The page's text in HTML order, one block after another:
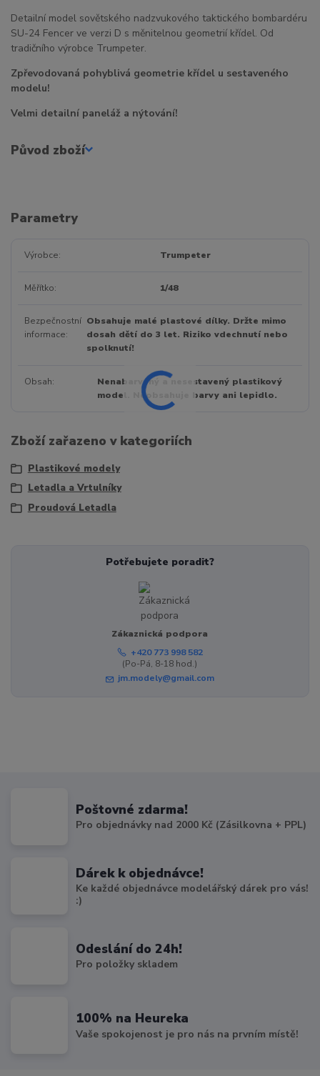
Detailní model sovětského nadzvukového taktického bombardéru
SU-24 Fencer ve verzi D s měnitelnou geometrií křídel. Od
tradičního výrobce Trumpeter.
Zpřevodovaná pohyblivá geometrie křídel u sestaveného
modelu!
Velmi detailní paneláž a nýtování!
Původ zboží
Parametry
Výrobce Trumpeter
Měřítko 1/48
Bezpečnostní
informace
Obsahuje malé plastové dílky. Držte mimo
dosah dětí do 3 let. Riziko vdechnutí nebo
spolknutí!
Obsah
Nenabarvený a nesestavený plastikový
model. Neobsahuje barvy ani lepidlo.
Zboží zařazeno v kategoriích
Plastikové modely
Letadla a Vrtulníky
Proudová Letadla
Potřebujete poradit?
Zákaznická podpora
+420 773 998 582
(Po-Pá, 8-18 hod.)
jm.modely@gmail.com
Poštovné zdarma!
Pro objednávky nad 2000 Kč (Zásilkovna + PPL)
Dárek k objednávce!
Ke každé objednávce modelářský dárek pro vás!
:)
Odeslání do 24h!
Pro položky skladem
100% na Heureka
Vaše spokojenost je pro nás na prvním místě!